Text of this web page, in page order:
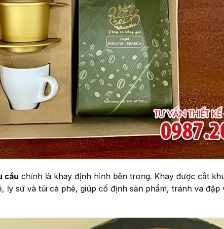
cầu chính là khay định hình bên trong. Khay được cắt
ly sứ và túi cà phê, giúp cố định sản phẩm, tránh va đập